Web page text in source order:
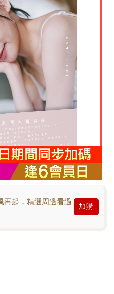
起，精選周邊看過
加購